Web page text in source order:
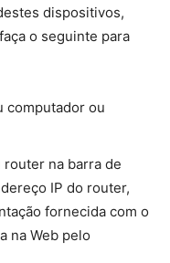
dispositivos,
o seguinte para
computador ou
na barra de
IP do router,
fornecida com o
na Web pelo